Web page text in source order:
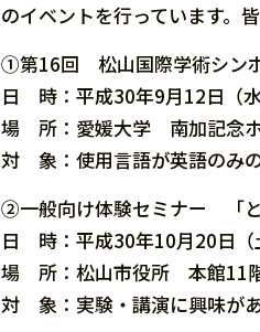
のイベントを行っています。
①第16回 松山国際学術シン
日 時：平成30年9月12日（
場 所：愛媛大学 南加記念
対 象：使用言語が英語のみ
②一般向け体験セミナー 「と
日 時：平成30年10月20日
場 所：松山市役所 本館11
対 象：実験・講演に興味があ